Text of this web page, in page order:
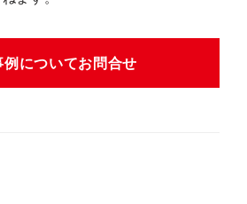
例についてお問合せ